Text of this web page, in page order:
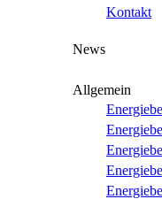
Kontakt
News
Allgemein